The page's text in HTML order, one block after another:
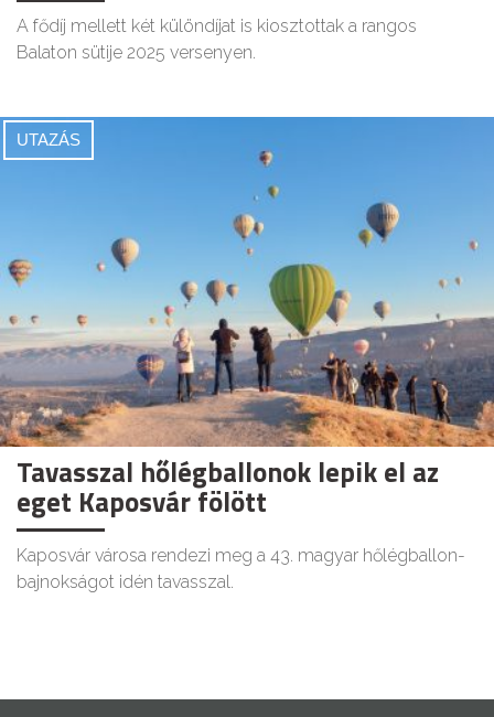
A fődíj mellett két különdíjat is kiosztottak a rangos
Balaton sütije 2025 versenyen.
UTAZÁS
Tavasszal hőlégballonok lepik el az
eget Kaposvár fölött
Kaposvár városa rendezi meg a 43. magyar hőlégballon-
bajnokságot idén tavasszal.